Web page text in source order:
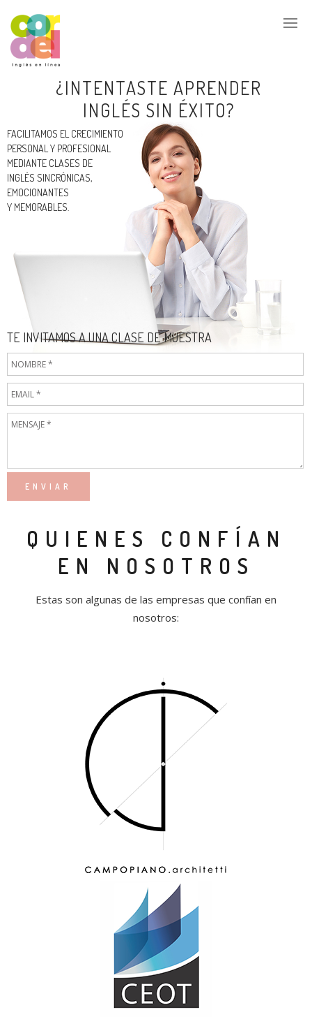
TE INVITAMOS A UNA CLASE DE MUESTRA
¿INTENTASTE APRENDER
INGLÉS SIN ÉXITO?
FACILITAMOS EL CRECIMIENTO
PERSONAL Y PROFESIONAL
MEDIANTE CLASES DE
INGLÉS SINCRÓNICAS,
EMOCIONANTES
Y MEMORABLES.
QUIENES CONFÍAN
EN NOSOTROS
Estas son algunas de las empresas que confían en
nosotros: